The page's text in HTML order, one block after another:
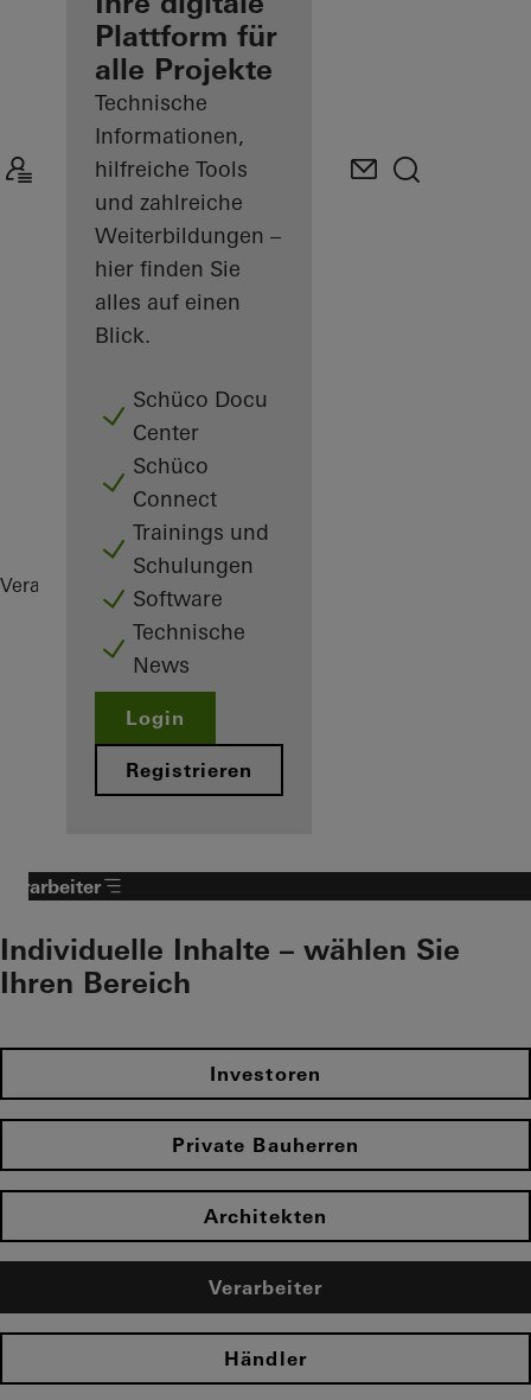
Mein
Arbeitsplatz
kennenlernen
Plattform für
alle Projekte
Technische
Informationen,
hilfreiche Tools
und zahlreiche
Weiterbildungen –
hier finden Sie
alles auf einen
Blick.
Schüco Docu
Center
Schüco
Connect
Trainings und
Schulungen
Software
Technische
News
Login
Registrieren
Verarbeiter Referenzen Glasner House
Verarbeiter
Individuelle Inhalte – wählen Sie
Ihren Bereich
Investoren
Private Bauherren
Architekten
Verarbeiter
Händler